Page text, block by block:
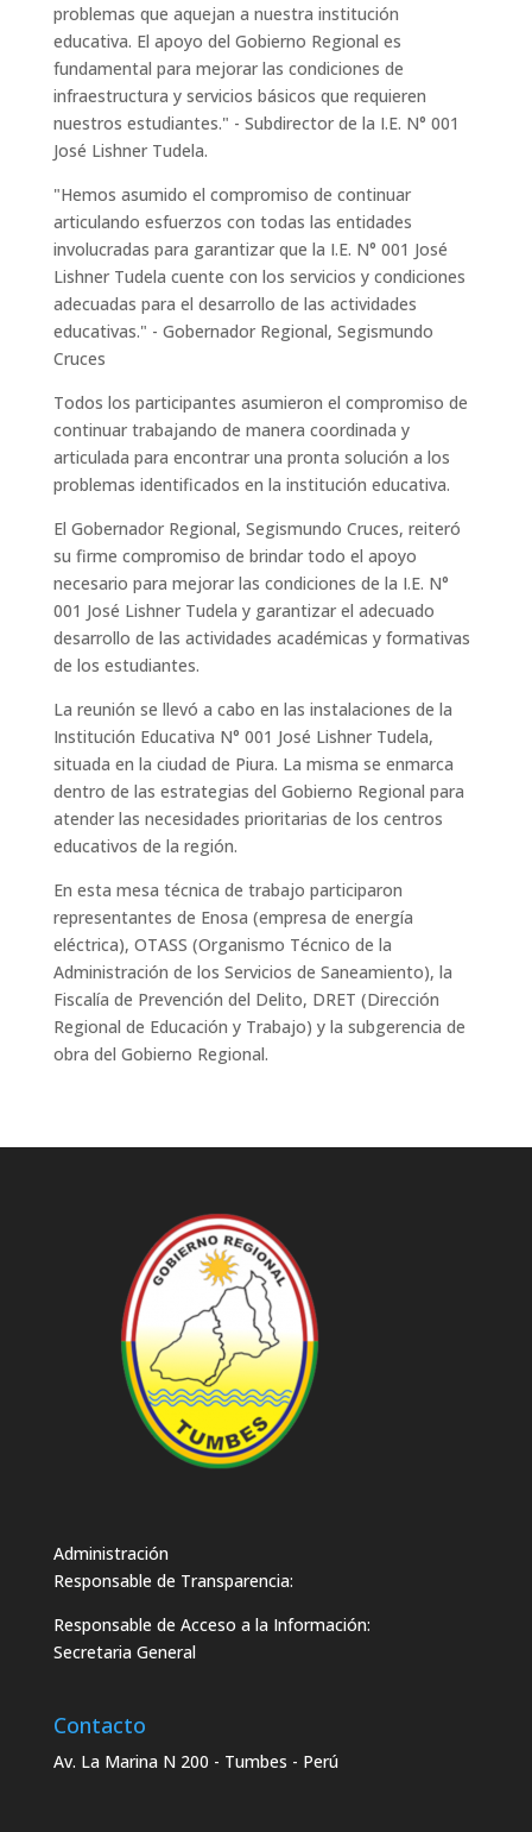
problemas que aquejan a nuestra institución
educativa. El apoyo del Gobierno Regional es
fundamental para mejorar las condiciones de
infraestructura y servicios básicos que requieren
nuestros estudiantes." - Subdirector de la I.E. N° 001
José Lishner Tudela.
"Hemos asumido el compromiso de continuar
articulando esfuerzos con todas las entidades
involucradas para garantizar que la I.E. N° 001 José
Lishner Tudela cuente con los servicios y condiciones
adecuadas para el desarrollo de las actividades
educativas." - Gobernador Regional, Segismundo
Cruces
Todos los participantes asumieron el compromiso de
continuar trabajando de manera coordinada y
articulada para encontrar una pronta solución a los
problemas identificados en la institución educativa.
El Gobernador Regional, Segismundo Cruces, reiteró
su firme compromiso de brindar todo el apoyo
necesario para mejorar las condiciones de la I.E. N°
001 José Lishner Tudela y garantizar el adecuado
desarrollo de las actividades académicas y formativas
de los estudiantes.
La reunión se llevó a cabo en las instalaciones de la
Institución Educativa N° 001 José Lishner Tudela,
situada en la ciudad de Piura. La misma se enmarca
dentro de las estrategias del Gobierno Regional para
atender las necesidades prioritarias de los centros
educativos de la región.
En esta mesa técnica de trabajo participaron
representantes de Enosa (empresa de energía
eléctrica), OTASS (Organismo Técnico de la
Administración de los Servicios de Saneamiento), la
Fiscalía de Prevención del Delito, DRET (Dirección
Regional de Educación y Trabajo) y la subgerencia de
obra del Gobierno Regional.
Administración
Responsable de Transparencia:
Responsable de Acceso a la Información:
Secretaria General
Contacto
Av. La Marina N 200 - Tumbes - Perú